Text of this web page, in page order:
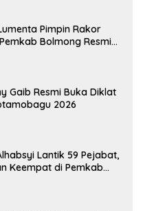
Pimpin Rakor
Bolmong Resmi
Gaib Resmi Buka Diklat
2026
Lantik 59 Pejabat,
Keempat di Pemkab